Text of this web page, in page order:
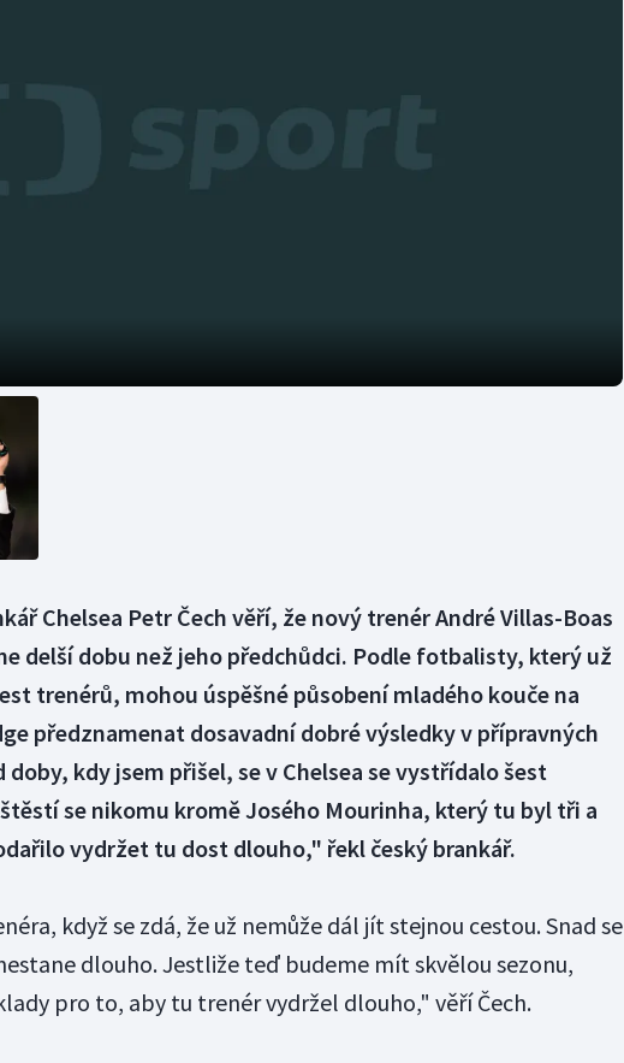
Chelsea Petr Čech věří, že nový trenér André Villas-Boas
delší dobu než jeho předchůdci. Podle fotbalisty, který už
trenérů, mohou úspěšné působení mladého kouče na
předznamenat dosavadní dobré výsledky v přípravných
doby, kdy jsem přišel, se v Chelsea se vystřídalo šest
se nikomu kromě Josého Mourinha, který tu byl tři a
vydržet tu dost dlouho," řekl český brankář.
když se zdá, že už nemůže dál jít stejnou cestou. Snad se
dlouho. Jestliže teď budeme mít skvělou sezonu,
pro to, aby tu trenér vydržel dlouho," věří Čech.